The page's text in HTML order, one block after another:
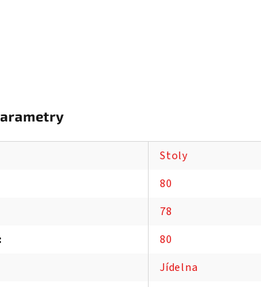
Stoly
80
78
:
80
Jídelna